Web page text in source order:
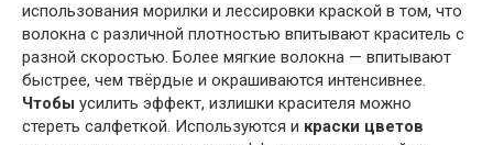
использования морилки и лессировки краской в том, что
волокна с различной плотностью впитывают краситель с
разной скоростью. Более мягкие волокна — впитывают
быстрее, чем твёрдые и окрашиваются интенсивнее.
Чтобы усилить эффект, излишки красителя можно
стереть салфеткой. Используются и краски цветов